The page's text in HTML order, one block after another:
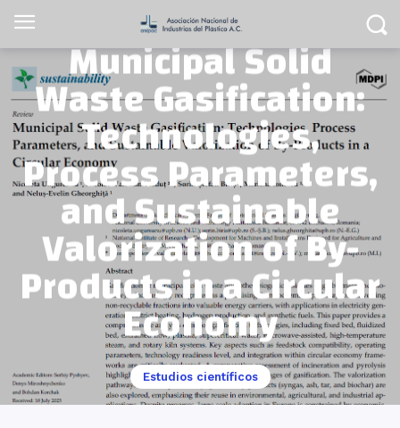
Municipal Solid
Waste Gasification:
Technologies,
Process Parameters,
and Sustainable
Valorization of By-
Products in a Circular
Economy
Estudios científicos